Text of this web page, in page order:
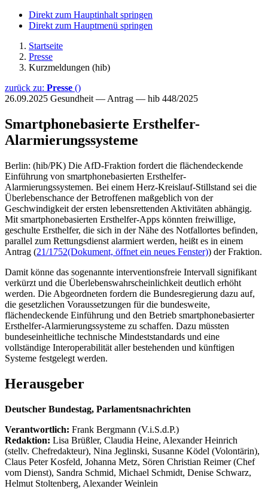
Direkt zum Hauptinhalt springen
Direkt zum Hauptmenü springen
Startseite
Presse
Kurzmeldungen (hib)
zurück zu: Presse ()
26.09.2025 Gesundheit — Antrag — hib 448/2025
Smartphonebasierte Ersthelfer-
Alarmierungssysteme
Berlin: (hib/PK) Die AfD-Fraktion fordert die flächendeckende
Einführung von smartphonebasierten Ersthelfer-
Alarmierungssystemen. Bei einem Herz-Kreislauf-Stillstand sei die
Überlebenschance der Betroffenen maßgeblich von der
Geschwindigkeit der ersten lebensrettenden Aktivitäten abhängig.
Mit smartphonebasierten Ersthelfer-Apps könnten freiwillige,
geschulte Ersthelfer, die sich in der Nähe des Notfallortes befinden,
parallel zum Rettungsdienst alarmiert werden, heißt es in einem
Antrag (21/1752(Dokument, öffnet ein neues Fenster)) der Fraktion.
Damit könne das sogenannte interventionsfreie Intervall signifikant
verkürzt und die Überlebenswahrscheinlichkeit deutlich erhöht
werden. Die Abgeordneten fordern die Bundesregierung dazu auf,
die gesetzlichen Voraussetzungen für die bundesweite,
flächendeckende Einführung und den Betrieb smartphonebasierter
Ersthelfer-Alarmierungssysteme zu schaffen. Dazu müssten
bundeseinheitliche technische Mindeststandards und eine
vollständige Interoperabilität aller bestehenden und künftigen
Systeme festgelegt werden.
Herausgeber
Deutscher Bundestag, Parlamentsnachrichten
Verantwortlich: Frank Bergmann (V.i.S.d.P.)
Redaktion: Lisa Brüßler, Claudia Heine, Alexander Heinrich
(stellv. Chefredakteur), Nina Jeglinski, Susanne Ködel (Volontärin),
Claus Peter Kosfeld, Johanna Metz, Sören Christian Reimer (Chef
vom Dienst), Sandra Schmid, Michael Schmidt, Denise Schwarz,
Helmut Stoltenberg, Alexander Weinlein